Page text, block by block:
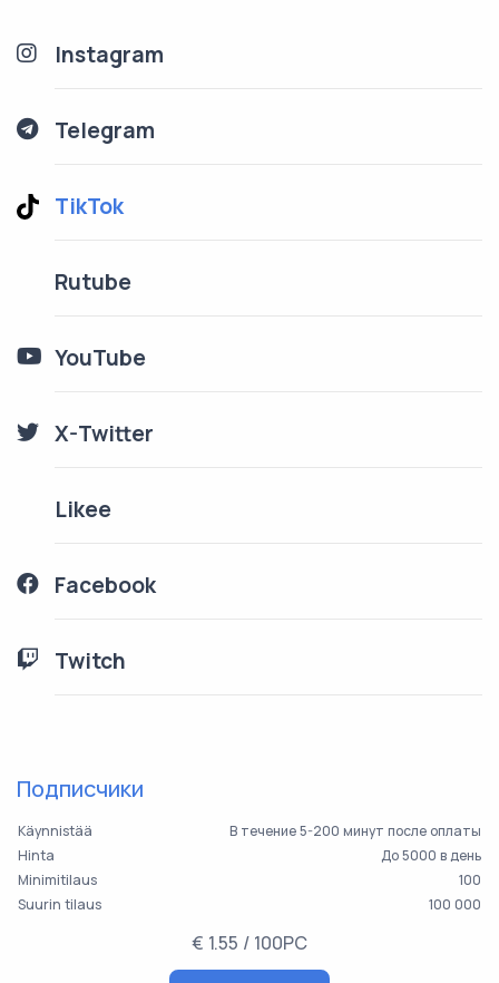
Instagram
Telegram
TikTok
Rutube
YouTube
X-Twitter
Likee
Facebook
Twitch
Подписчики
Käynnistää
В течение 5-200 минут после оплаты
Hinta
До 5000 в день
Minimitilaus
100
Suurin tilaus
100 000
€ 1.55 / 100PC